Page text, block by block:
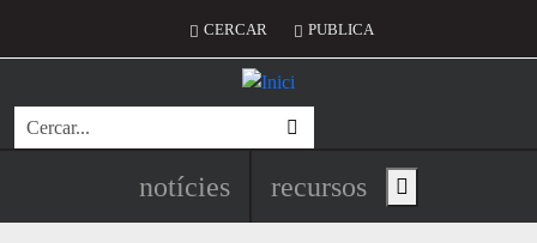
Menú del compte d'usuari
CERCAR PUBLICA
Cerca
Navegació principal de
notícies recursos Show main menu